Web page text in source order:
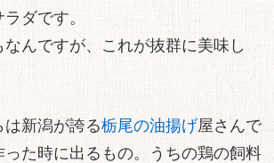
ダです。
なんですが、これが抜群に美味し
新潟が誇る栃尾の油揚げ屋さんで
った時に出るもの。うちの鶏の飼料